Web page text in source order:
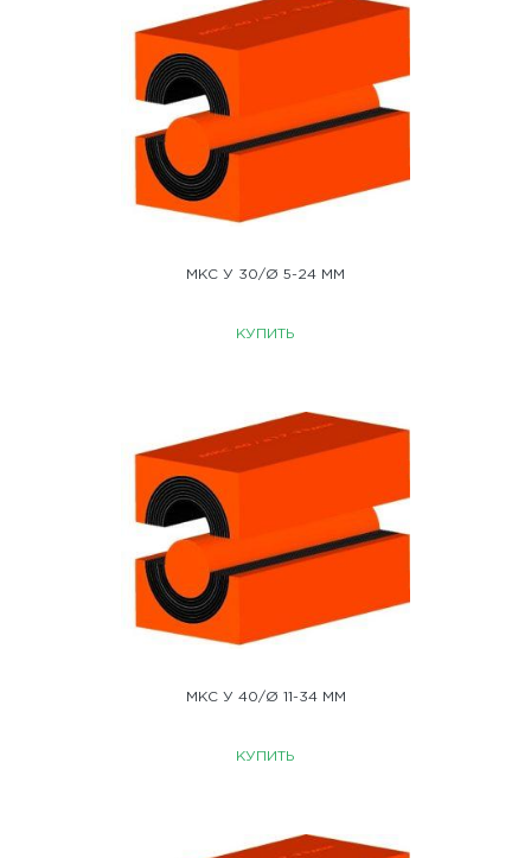
МКС У 30/Ø 5-24 ММ
КУПИТЬ
МКС У 40/Ø 11-34 ММ
КУПИТЬ